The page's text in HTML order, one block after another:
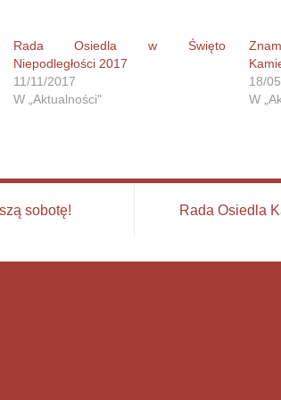
Rada Osiedla w Święto
Niepodległości 2017
11/11/2017
W „Aktualności"
18/
W
sobotę!
Rada Osiedla